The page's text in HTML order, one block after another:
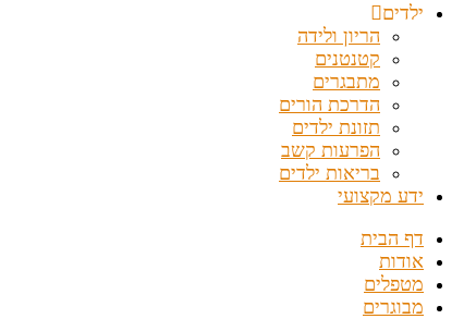
ילדים
הריון ולידה
קטנטנים
מתבגרים
הדרכת הורים
תזונת ילדים
הפרעות קשב
בריאות ילדים
ידע מקצועי
דף הבית
אודות
מטפלים
מבוגרים